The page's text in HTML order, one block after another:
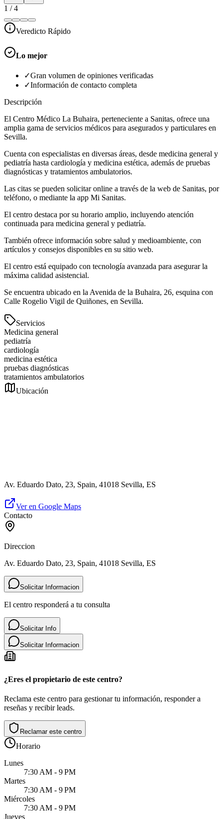
1 /4
Veredicto Rápido
Lo mejor
✓Gran volumen de opiniones verificadas
✓Información de contacto completa
Descripción
El Centro Médico La Buhaira, perteneciente a Sanitas, ofrece una
amplia gama de servicios médicos para asegurados y particulares en
Sevilla.
Cuenta con especialistas en diversas áreas, desde medicina general y
pediatría hasta cardiología y medicina estética, además de pruebas
diagnósticas y tratamientos ambulatorios.
Las citas se pueden solicitar online a través de la web de Sanitas, por
teléfono, o mediante la app Mi Sanitas.
El centro destaca por su horario amplio, incluyendo atención
continuada para medicina general y pediatría.
También ofrece información sobre salud y medioambiente, con
artículos y consejos disponibles en su sitio web.
El centro está equipado con tecnología avanzada para asegurar la
máxima calidad asistencial.
Se encuentra ubicado en la Avenida de la Buhaira, 26, esquina con
Calle Rogelio Vigil de Quiñones, en Sevilla.
Servicios
Medicina general
pediatría
cardiología
medicina estética
pruebas diagnósticas
tratamientos ambulatorios
Ubicación
Av. Eduardo Dato, 23, Spain, 41018 Sevilla, ES
Ver en Google Maps
Contacto
Direccion
Av. Eduardo Dato, 23, Spain, 41018 Sevilla, ES
Solicitar Informacion
El centro responderá a tu consulta
Solicitar Info
Solicitar Informacion
¿Eres el propietario de este centro?
Reclama este centro para gestionar tu información, responder a
reseñas y recibir leads.
Reclamar este centro
Horario
Lunes
7:30 AM - 9 PM
Martes
7:30 AM - 9 PM
Miércoles
7:30 AM - 9 PM
Jueves